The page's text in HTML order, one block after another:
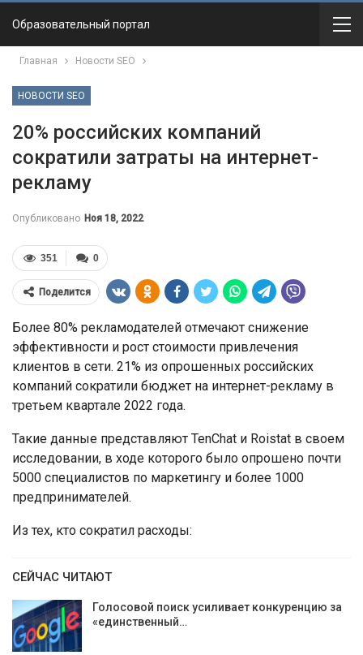
Образовательный портал
Главная Новости SEO
НОВОСТИ SEO
20% российских компаний
сократили затраты на интернет-
рекламу
Опубликовано Ноя 18, 2022
0
351
Поделится
Более 80% рекламодателей отмечают снижение
эффективности и рост стоимости привлечения
клиентов в сети. 21% из опрошенных российских
компаний сократили бюджет на интернет-рекламу в
третьем квартале 2022 года.
Такие данные представляют TenChat и Roistat в своем
исследовании, в ходе которого было опрошено почти
5000 специалистов по маркетингу и более 1000
предпринимателей.
Из тех, кто сократил расходы:
СЕЙЧАС ЧИТАЮТ
Голосовой поиск усиливает конкуренцию за
«единственный…